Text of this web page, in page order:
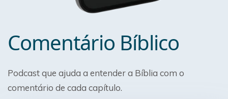
Comentário Bíblico
Podcast que ajuda a entender a Bíblia com o
comentário de cada capítulo.